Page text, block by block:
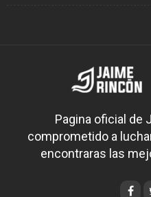
Pagina oficial de
comprometido a
encontraras las